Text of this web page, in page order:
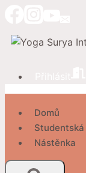
obsah
Domů
Nástěnka